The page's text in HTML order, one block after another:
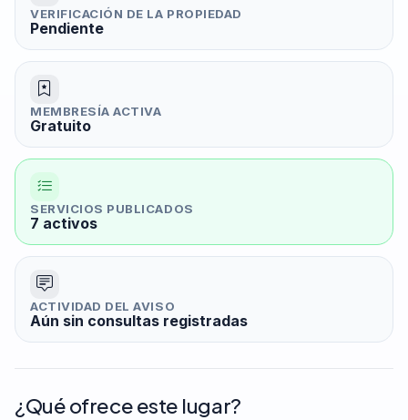
VERIFICACIÓN DE LA PROPIEDAD
Pendiente
MEMBRESÍA ACTIVA
Gratuito
SERVICIOS PUBLICADOS
7 activos
ACTIVIDAD DEL AVISO
Aún sin consultas registradas
¿Qué ofrece este lugar?